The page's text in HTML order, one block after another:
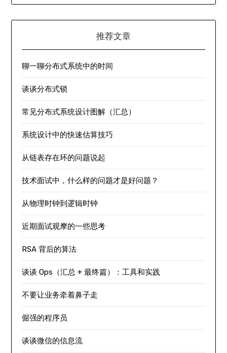
推荐文章
聊一聊分布式系统中的时间
谈谈分布式锁
常见分布式系统设计图解（汇总）
系统设计中的快速估算技巧
从链表存在环的问题说起
技术面试中，什么样的问题才是好问题？
从物理时钟到逻辑时钟
近期面试观摩的一些思考
RSA 背后的算法
谈谈 Ops（汇总 + 最终篇）：工具和实践
不要让业务牵着鼻子走
倔强的程序员
谈谈微信的信息流